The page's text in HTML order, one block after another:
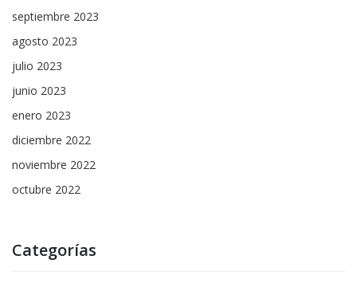
septiembre 2023
agosto 2023
julio 2023
junio 2023
enero 2023
diciembre 2022
noviembre 2022
octubre 2022
Categorías